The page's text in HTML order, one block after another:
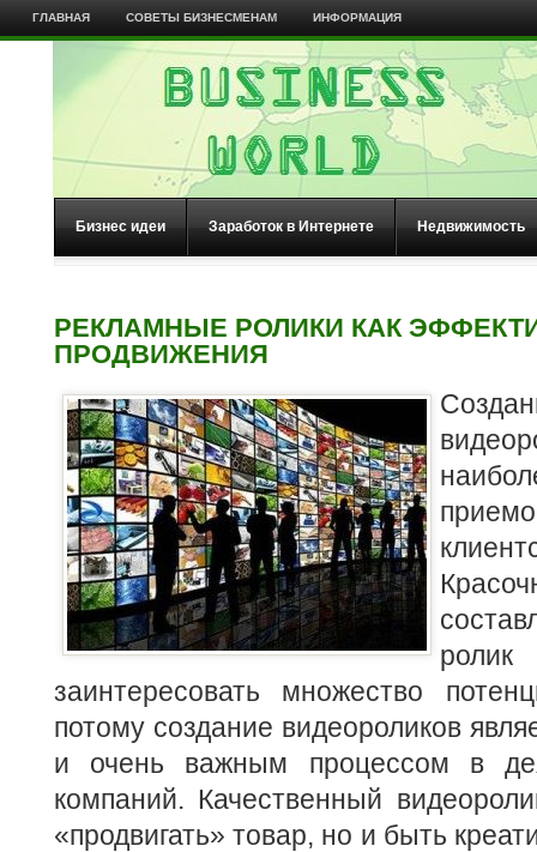
ГЛАВНАЯ СОВЕТЫ БИЗНЕСМЕНАМ ИНФОРМАЦИЯ
Бизнес идеи Заработок в Интернете Недвижимость
РЕКЛАМНЫЕ РОЛИКИ КАК
ПРОДВИЖЕНИЯ
заинтересовать множество
потому создание видеороликов
и очень важным процессом в
компаний. Качественный
«продвигать» товар, но и быть